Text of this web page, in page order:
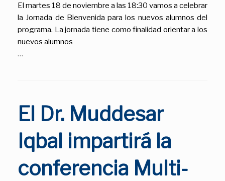
El martes 18 de noviembre a las 18:30 vamos a celebrar
la Jornada de Bienvenida para los nuevos alumnos del
programa. La jornada tiene como finalidad orientar a los
nuevos alumnos
…
El Dr. Muddesar
Iqbal impartirá la
conferencia Multi-